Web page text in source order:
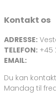
Kontakt os
ADRESSE:
TELEFON: +45
EMAIL:
Du kan
Mandag til